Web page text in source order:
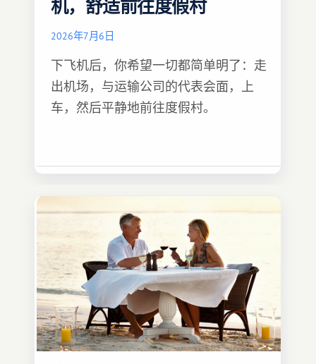
机，舒适前往度假村
2026年7月6日
下飞机后，你希望一切都简单明了：走
出机场，与运输公司的代表会面，上
车，然后平静地前往度假村。